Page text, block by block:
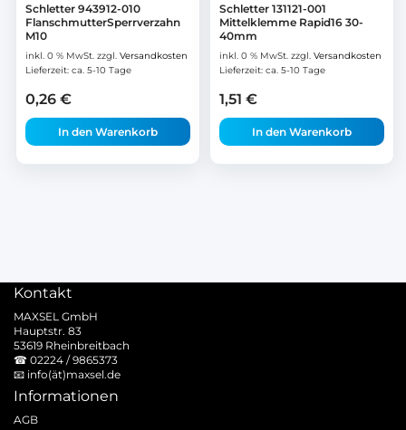
Schletter 943912-010
FlanschmutterSperrverzahn
M10
inkl. 0 % MwSt. zzgl. Versandkosten
Lieferzeit: ca. 5-10 Tage
0,26 €
In den Warenkorb
Schletter 131121-001
Mittelklemme Rapid16 30-
40mm
inkl. 0 % MwSt. zzgl. Versandkosten
Lieferzeit: ca. 5-10 Tage
1,51 €
In den Warenkorb
Kontakt
MAXSEL GmbH
Hauptstr. 83
53619 Rheinbreitbach
☎ 02224 / 9865373
📧 info(ät)maxsel.de
Informationen
AGB